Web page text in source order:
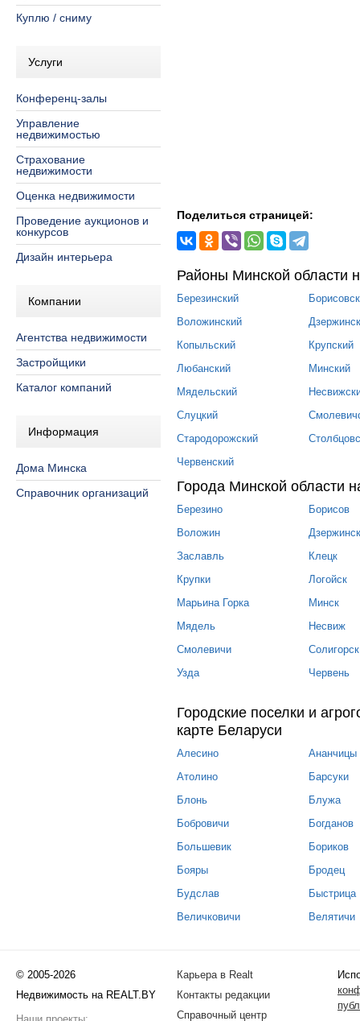
Куплю / сниму
Услуги
Конференц-залы
Управление
недвижимостью
Страхование
недвижимости
Оценка недвижимости
Проведение аукционов и
конкурсов
Дизайн интерьера
Компании
Агентства недвижимости
Застройщики
Каталог компаний
Информация
Дома Минска
Справочник организаций
Поделиться страницей:
Районы Минской области
Березинский
Воложинский
Копыльский
Крупский
Любанский
Минский
Мядельский
Слуцкий
Стародорожский
Червенский
Города Минской области
Березино
Борисов
Воложин
Дзержинск
Заславль
Клецк
Крупки
Логойск
Марьина Горка
Минск
Мядель
Несвиж
Смолевичи
Солигорск
Узда
Червень
Городские поселки и
карте Беларуси
Алесино
Ананчицы
Атолино
Барсуки
Блонь
Блужа
Бобровичи
Богданов
Большевик
Бориков
Бояры
Бродец
Будслав
Быстрица
Величковичи
Велятичи
© 2005-2026
Недвижимость на REALT.BY
Карьера в Realt
Контакты редакции
Справочный центр